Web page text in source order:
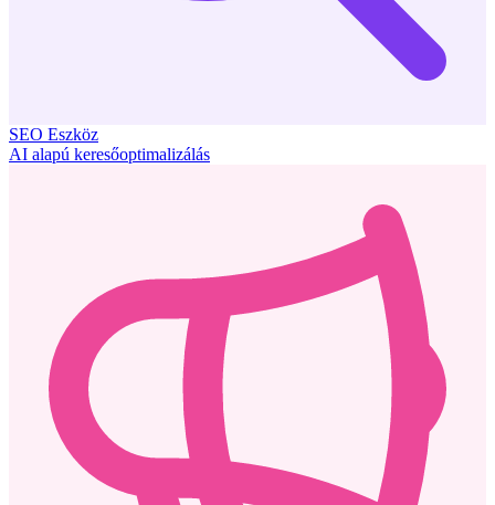
SEO Eszköz
AI alapú keresőoptimalizálás